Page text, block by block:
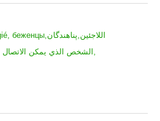
Flüchtlinge, Refugees, Réfugié, беженцы,اللاجئين,پناهندگان